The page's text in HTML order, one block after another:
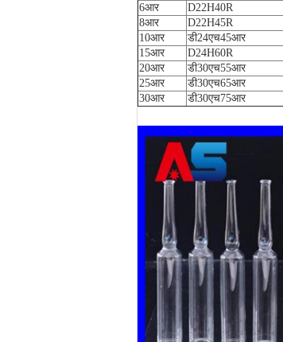
6आर
D22H40R
8आर
D22H45R
10आर
डी24एच45आर
15आर
D24H60R
20आर
डी30एच55आर
25आर
डी30एच65आर
30आर
डी30एच75आर